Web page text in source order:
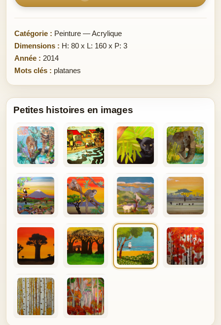
Catégorie : Peinture — Acrylique
Dimensions : H: 80 x L: 160 x P: 3
Année : 2014
Mots clés : platanes
Petites histoires en images